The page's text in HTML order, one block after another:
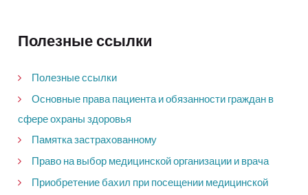
Полезные ссылки
Полезные ссылки
Основные права пациента и обязанности граждан в
сфере охраны здоровья
Памятка застрахованному
Право на выбор медицинской организации и врача
Приобретение бахил при посещении медицинской